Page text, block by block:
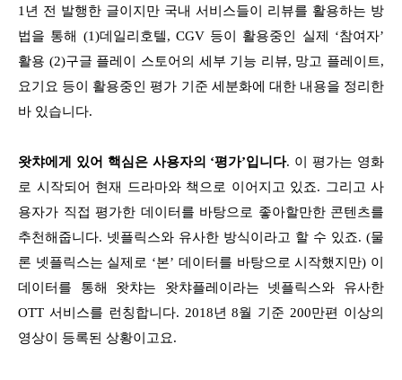
1년 전 발행한 글이지만 국내 서비스들이 리뷰를 활용하는 방
법을 통해 (1)데일리호텔, CGV 등이 활용중인 실제 ‘참여자’
활용 (2)구글 플레이 스토어의 세부 기능 리뷰, 망고 플레이트,
요기요 등이 활용중인 평가 기준 세분화에 대한 내용을 정리한
바 있습니다.
왓챠에게 있어 핵심은 사용자의 ‘평가’입니다. 이 평가는 영화
로 시작되어 현재 드라마와 책으로 이어지고 있죠. 그리고 사
용자가 직접 평가한 데이터를 바탕으로 좋아할만한 콘텐츠를
추천해줍니다. 넷플릭스와 유사한 방식이라고 할 수 있죠. (물
론 넷플릭스는 실제로 ‘본’ 데이터를 바탕으로 시작했지만) 이
데이터를 통해 왓챠는 왓챠플레이라는 넷플릭스와 유사한
OTT 서비스를 런칭합니다. 2018년 8월 기준 200만편 이상의
영상이 등록된 상황이고요.